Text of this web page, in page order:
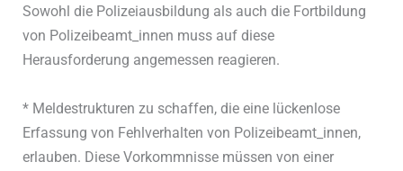
Sowohl die Polizeiausbildung als auch die Fortbildung
von Polizeibeamt_innen muss auf diese
Herausforderung angemessen reagieren.
* Meldestrukturen zu schaffen, die eine lückenlose
Erfassung von Fehlverhalten von Polizeibeamt_innen,
erlauben. Diese Vorkommnisse müssen von einer